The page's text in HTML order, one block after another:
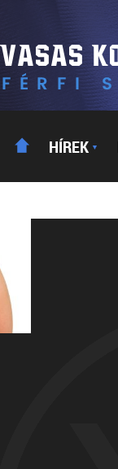
HÍREK ▼